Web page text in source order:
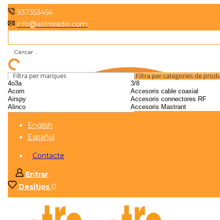
937353456
info@astroradio.com
Filtra per marques Filtra per categories de
English
Español
Contacte
Entrar
Desitjos 0